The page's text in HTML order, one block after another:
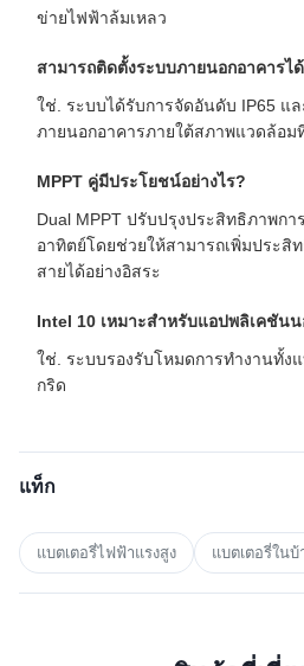
ข่ายไฟฟ้าล้มเหลว
สามารถติดตั้งระบบภายนอกอาคารไ
ใช่. ระบบได้รับการจัดอันดับ IP65 แ
ภายนอกอาคารภายใต้สภาพแวดล้อม
MPPT คู่มีประโยชน์อย่างไร?
Dual MPPT ปรับปรุงประสิทธิภาพกา
อาทิตย์โดยช่วยให้สามารถเพิ่มประสิ
สายได้อย่างอิสระ
Intel 10 เหมาะสำหรับแอปพลิเคชัน
ใช่. ระบบรองรับโหมดการทำงานทั้ง
กริด
แท็ก
แบตเตอรี่ไฟฟ้าแรงสูง แบตเตอรี่ในบ้